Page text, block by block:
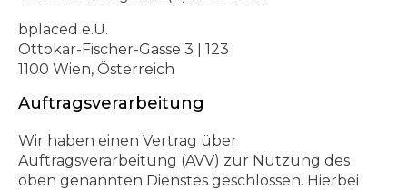
bplaced e.U.
Ottokar-Fischer-Gasse 3 | 123
1100 Wien, Österreich
Auftragsverarbeitung
Wir haben einen Vertrag über
Auftragsverarbeitung (AVV) zur Nutzung des
oben genannten Dienstes geschlossen. Hierbei